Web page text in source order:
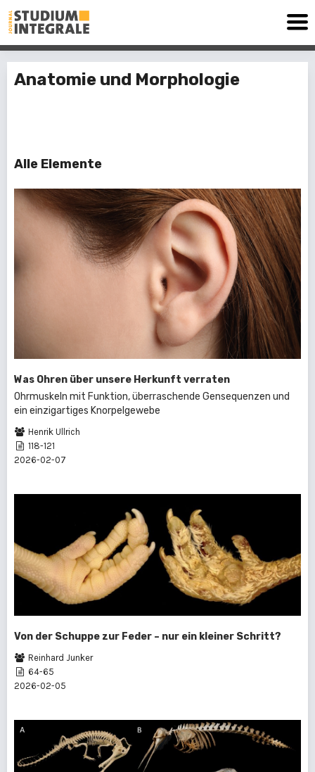
Anatomie und Morphologie
Alle Elemente
Was Ohren über unsere Herkunft verraten
Ohrmuskeln mit Funktion, überraschende Gensequenzen und
ein einzigartiges Knorpelgewebe
Henrik Ullrich
118-121
2026-02-07
Von der Schuppe zur Feder – nur ein kleiner Schritt?
Reinhard Junker
64-65
2026-02-05